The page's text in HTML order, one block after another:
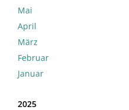
Mai
April
März
Februar
Januar
2025